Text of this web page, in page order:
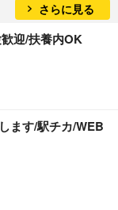
さらに見る
迎/扶養内OK
ます/駅チカ/WEB